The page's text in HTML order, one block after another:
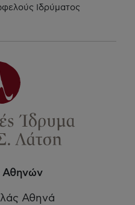
Ιδρύματος
Αθηνών
Αθηνά